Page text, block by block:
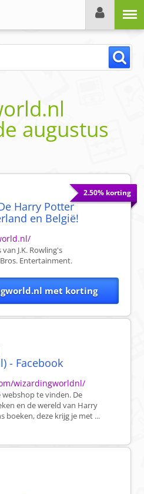
augustus
2.50% korting
Harry Potter
en België!
J.K. Rowling's
Entertainment.
met korting
- Facebook
wizardingworldnl/
webshop te vinden. De
en de wereld van Harry
boeken, deze krijg je met ...